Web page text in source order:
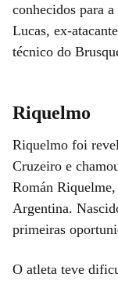
conhecidos para
Lucas, ex-
técnico do
Riquelmo
Riquelmo foi
Cruzeiro e
Román
Argentina.
primeiras
O atleta teve